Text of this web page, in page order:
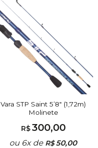
Vara STP Saint 5’8″ (1,72m)
Molinete
R$300,00
ou 6x de R$50,00